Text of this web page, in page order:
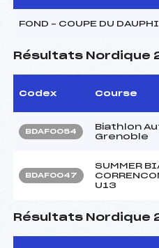
FOND – COUPE DU
Résultats Nordique
Codex Course
BDAF0054
Biathlon
Grenoble
BDAF0047
SUMMER
U13
Résultats Nordique